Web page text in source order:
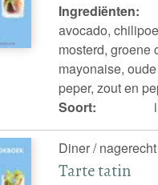
Ingrediënten:
avocado,
mosterd, groene
mayonaise,
peper, zout en
Soort:
Diner /
Tarte tatin